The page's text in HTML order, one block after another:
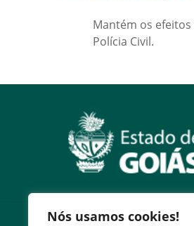
Nós usamos cookies!
Mantém os
Polícia Civil.
Serviços